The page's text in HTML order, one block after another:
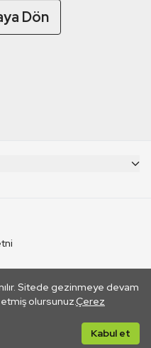
Dön
Sitede gezinmeye devam
etmiş olursunuz.Çerez
Kabul et
yoluyla gidilen dış